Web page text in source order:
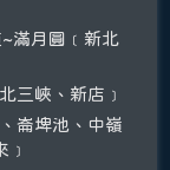
滿月圓﹝新北
三峽、新店﹞
崙埤池、中嶺
﹞